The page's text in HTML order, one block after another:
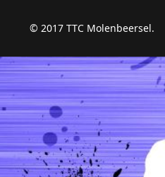
© 2017 TTC Molenbeersel.